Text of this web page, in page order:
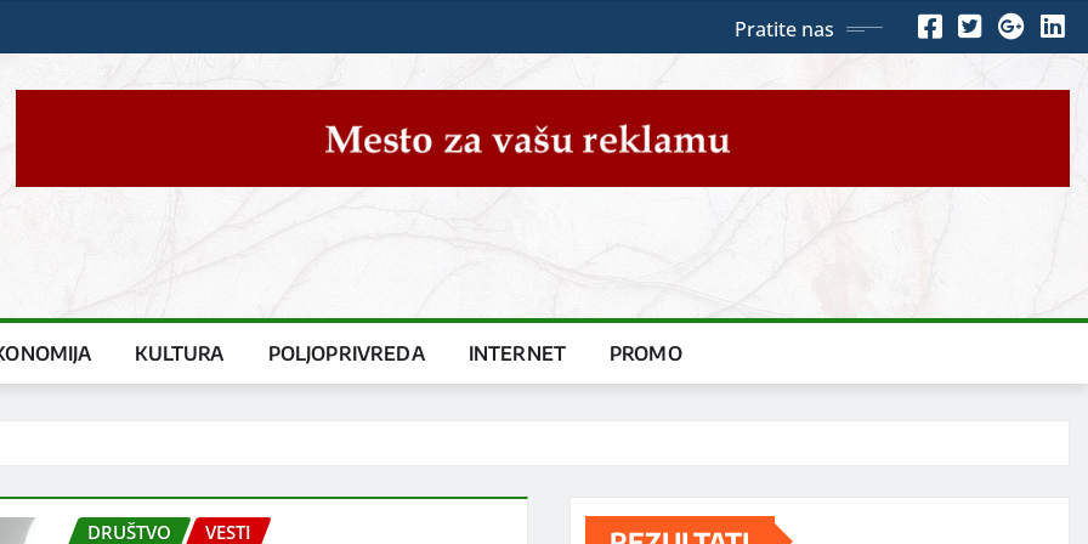
Pratite nas
KULTURA POLJOPRIVREDA INTERNET PROMO
DRUŠTVO VESTI